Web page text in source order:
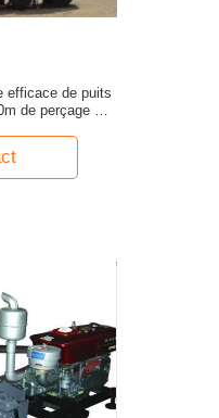
efficace de puits
de perçage 100